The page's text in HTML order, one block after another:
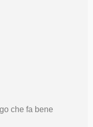
che fa bene